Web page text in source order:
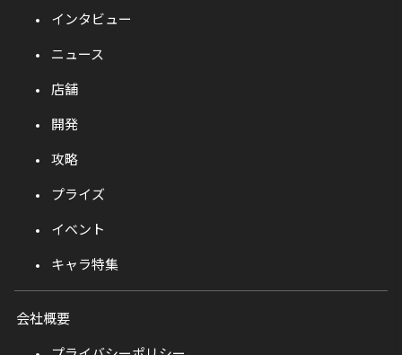
インタビュー
ニュース
店舗
開発
攻略
プライズ
イベント
キャラ特集
会社概要